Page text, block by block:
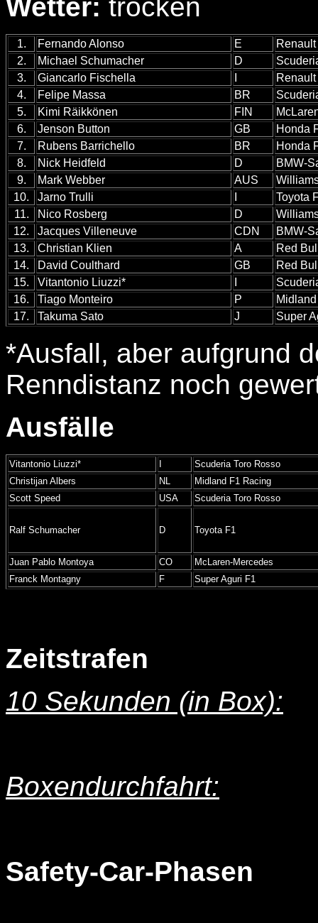
Wetter: trocken
1. Fernando Alonso E
2.
Michael Schumacher D
3.
Giancarlo Fischella
4.
Felipe Massa BR
5.
Kimi Räikkönen FIN
6.
Jenson Button GB
Honda
7.
Rubens Barrichello BR
Honda
8.
Nick Heidfeld D
BMW-
9.
Mark Webber AUS
10.
Jarno Trulli
Toyota
11.
Nico Rosberg D
12.
Jacques Villeneuve CDN
BMW-
13.
Christian Klien A
Red
14.
David Coulthard GB
Red
15.
Vitantonio Liuzzi*
16.
Tiago Monteiro P
17.
Takuma Sato J Super
*Ausfall, aber aufgrund
Renndistanz noch
Ausfälle
Vitantonio Liuzzi*
Scuderia Toro Rosso
Christijan Albers
NL
Midland F1 Racing
Scott Speed
USA Scuderia Toro Rosso
Ralf Schumacher D Toyota F1
Juan Pablo Montoya CO
McLaren-Mercedes
Franck Montagny
F Super Aguri F1
Zeitstrafen
10 Sekunden (in Box):
Boxendurchfahrt:
Safety-Car-Phasen